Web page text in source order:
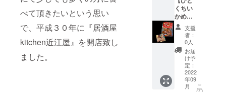
べて頂きたいという思い
で、平成３０年に『居酒屋
kitchen近江屋』を開店致し
ました。
くちい
かめし
４尾入×
５パッ
ク】＋
御礼の
メール
道南
の郷土
料理の
代表と
支援
者：
0人
お届
け予
定：
2022
年09
月
こ